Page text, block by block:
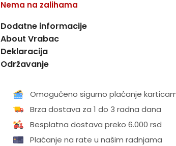
Nema na zalihama
Dodatne informacije
About Vrabac
Deklaracija
Održavanje
Omogućeno sigurno plaćanje
Brza dostava za 1 do 3 radna dana
Besplatna dostava preko 6.000 rsd
Plaćanje na rate u našim radnjama